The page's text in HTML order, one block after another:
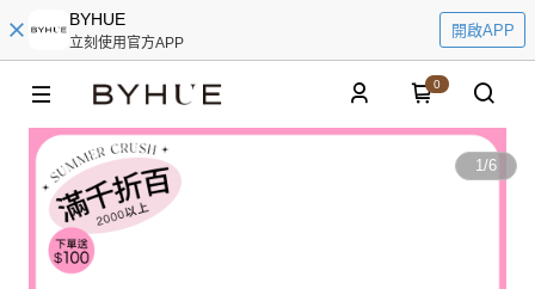
BYHUE
立刻使用官方APP
開啟APP
0
1/6